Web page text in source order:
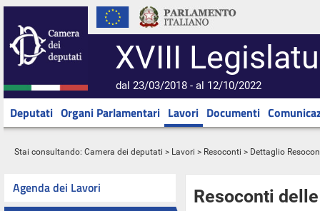
XVIII
dal 23/03/2018 - al 12/10/2022
Deputati Organi Parlamentari Lavori Documenti
Stai consultando: Camera dei deputati > Lavori > Resoconti > Dettaglio
Agenda dei Lavori
Resoconti